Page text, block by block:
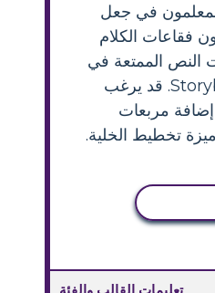
في جعل
فقاعات الكلام
النص الممتعة في
Storyboard Creator. قد يرغب
مربعات
تخطيط الخلية.